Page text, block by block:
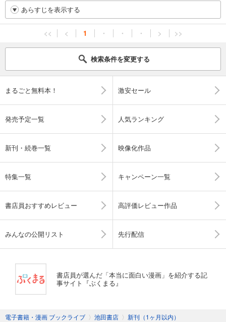
あらすじを表示する
<< < 1 ・ ・ ・ > >>
検索条件を変更する
まるごと無料本！ 激安セール
発売予定一覧 人気ランキング
新刊・続巻一覧 映像化作品
特集一覧 キャンペーン一覧
書店員おすすめレビュー 高評価レビュー作品
みんなの公開リスト 先行配信
書店員が選んだ「本当に面白い漫画」を紹介する記
事サイト『ぶくまる』
電子書籍・漫画 ブックライブ 〉 池田書店 〉 新刊（1ヶ月以内）